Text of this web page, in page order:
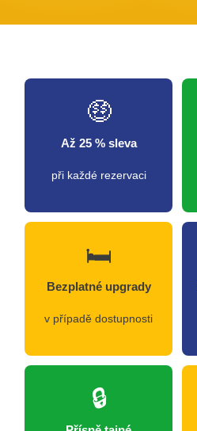
🤑
Až 25 % sleva
při každé rezervaci
🛏️
Bezplatné upgrady
v případě dostupnosti
🔒